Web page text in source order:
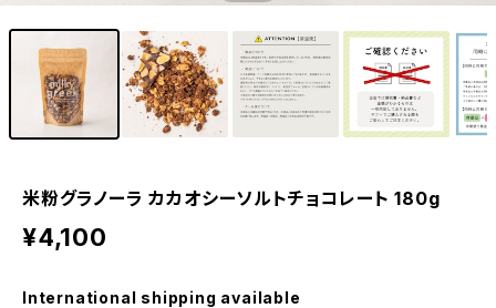
米粉グラノーラ カカオシーソルトチョコレート 180g
¥4,100
International shipping available